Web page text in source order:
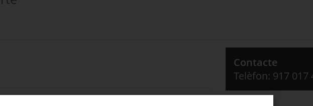
Contacte
Telèfon: 917 017